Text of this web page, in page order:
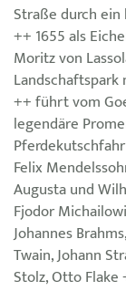
Straße durch
++ 1655 als
Moritz von
++ führt vom
legendäre
Felix
Augusta und
Fjodor
Johannes
Twain, Johann
Stolz, Otto Flake